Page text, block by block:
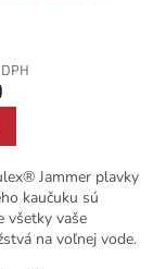
Jammer plavky
kaučuku sú
všetky vaše
na voľnej vode.